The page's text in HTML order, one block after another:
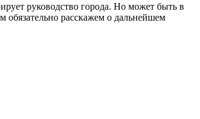
руководство города. Но может быть в
обязательно расскажем о дальнейшем